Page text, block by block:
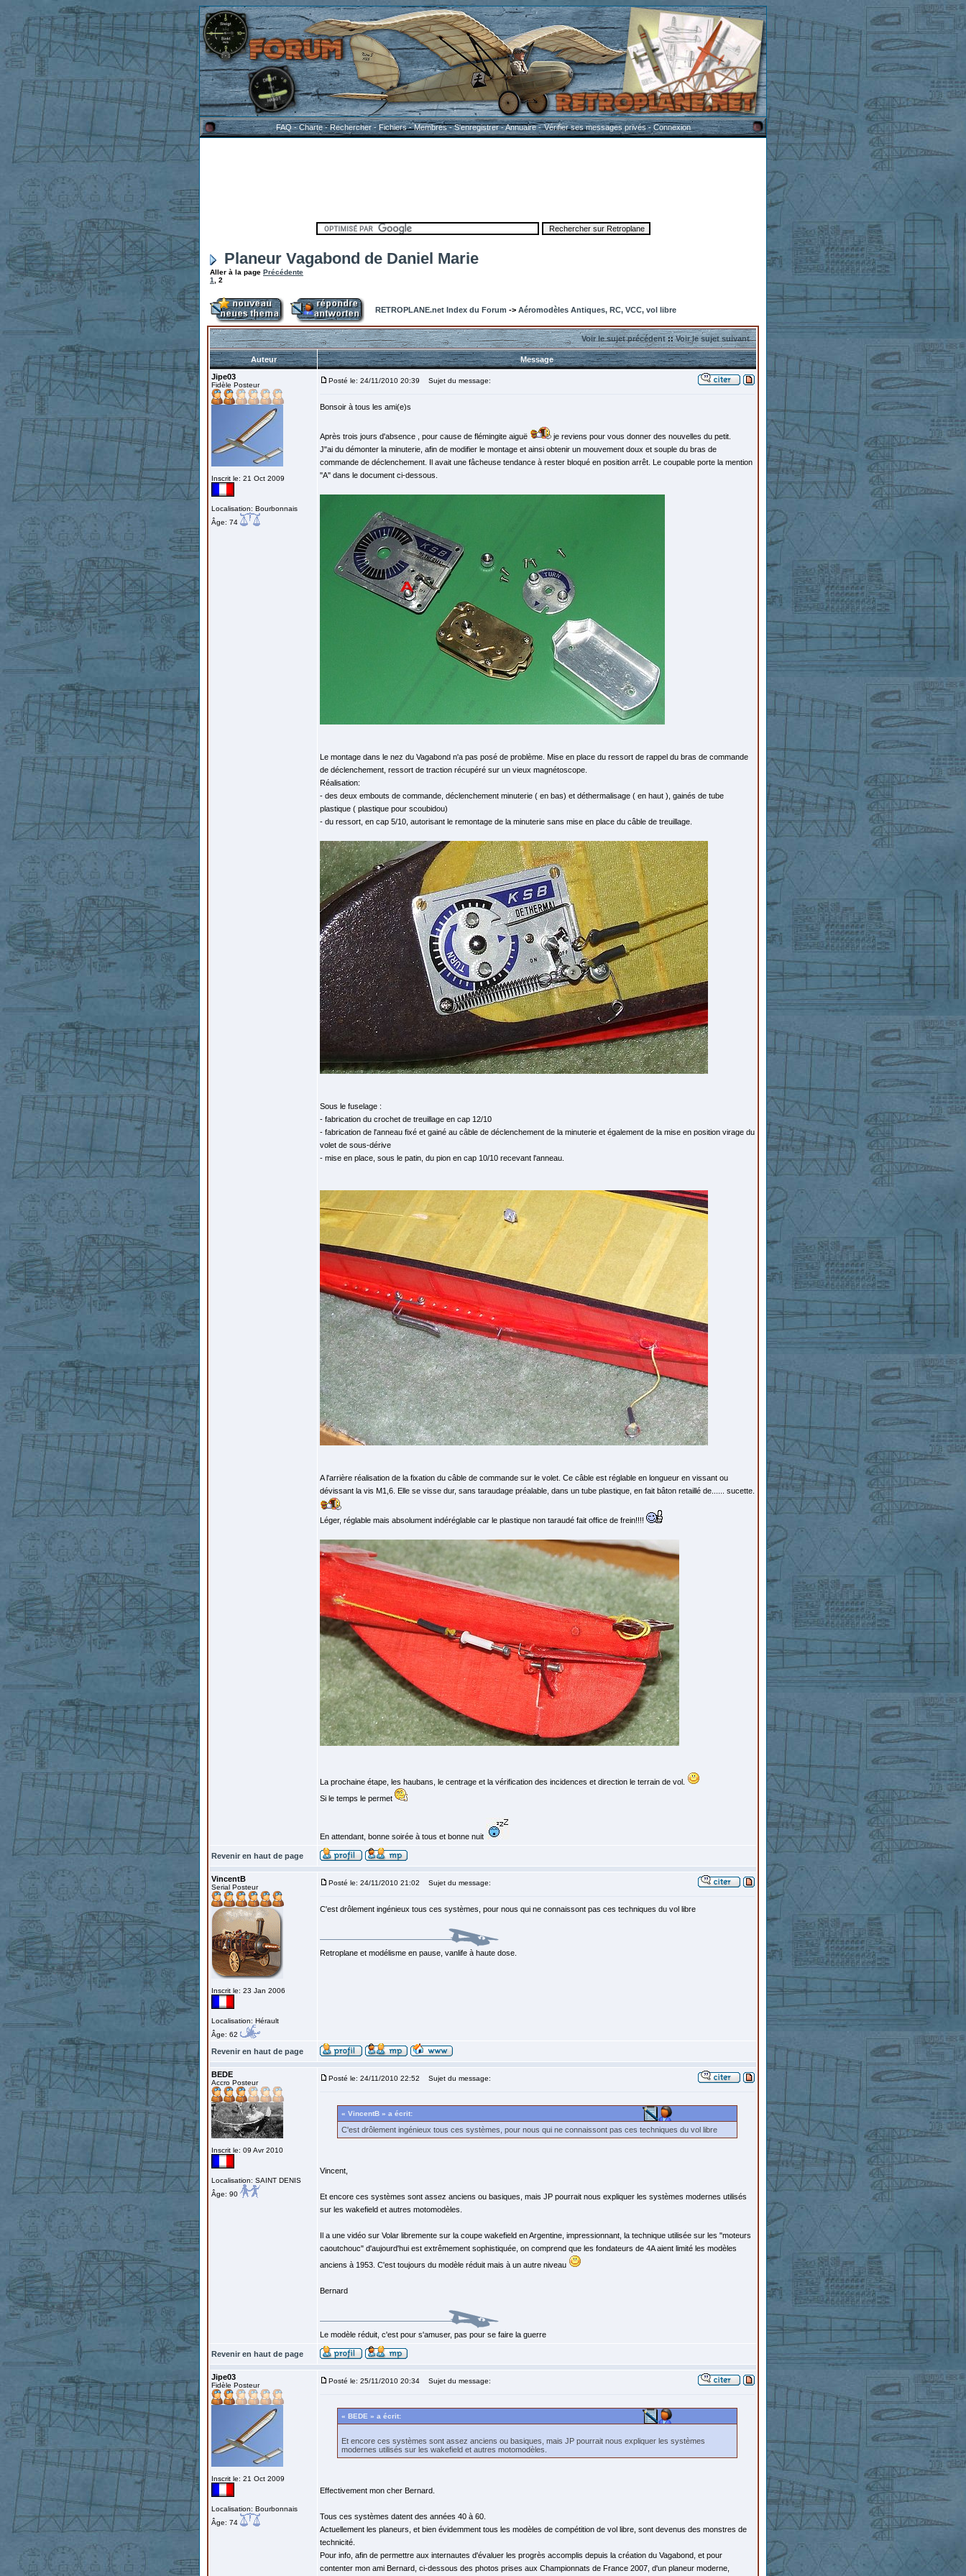
FAQ-Charte-Rechercher-Fichiers-Membres-S'enregistrer-Annuaire-Vérifier ses messages privés-Connexion
Planeur Vagabond de Daniel Marie
Aller à la page Précédente
1
2
RETROPLANE.net Index du Forum -> Aéromodèles Antiques, RC, VCC, vol libre
Voir le sujet précédent::Voir le sujet suivant
Auteur
Message
Jipe03
Fidèle Posteur
Inscrit le: 21 Oct 2009
Localisation: Bourbonnais
Âge: 74
Posté le: 24/11/2010 20:39 Sujet du message:
Bonsoir à tous les ami(e)s
Après trois jours d'absence , pour cause de flémingite aiguë
je reviens pour vous donner des nouvelles du petit.
J"ai du démonter la minuterie, afin de modifier le montage et ainsi obtenir un mouvement doux et souple du bras de
commande de déclenchement. Il avait une fâcheuse tendance à rester bloqué en position arrêt. Le coupable porte la mention
''A'' dans le document ci-dessous.
Le montage dans le nez du Vagabond n'a pas posé de problème. Mise en place du ressort de rappel du bras de commande
de déclenchement, ressort de traction récupéré sur un vieux magnétoscope.
Réalisation:
- des deux embouts de commande, déclenchement minuterie ( en bas) et déthermalisage ( en haut ), gainés de tube
plastique ( plastique pour scoubidou)
- du ressort, en cap 5/10, autorisant le remontage de la minuterie sans mise en place du câble de treuillage.
Sous le fuselage :
- fabrication du crochet de treuillage en cap 12/10
- fabrication de l'anneau fixé et gainé au câble de déclenchement de la minuterie et également de la mise en position virage du
volet de sous-dérive
- mise en place, sous le patin, du pion en cap 10/10 recevant l'anneau.
A l'arrière réalisation de la fixation du câble de commande sur le volet. Ce câble est réglable en longueur en vissant ou
dévissant la vis M1,6. Elle se visse dur, sans taraudage préalable, dans un tube plastique, en fait bâton retaillé de...... sucette.
Léger, réglable mais absolument indéréglable car le plastique non taraudé fait office de frein!!!!
La prochaine étape, les haubans, le centrage et la vérification des incidences et direction le terrain de vol.
Si le temps le permet
En attendant, bonne soirée à tous et bonne nuit
Revenir en haut de page
VincentB
Serial Posteur
Inscrit le: 23 Jan 2006
Localisation: Hérault
Âge: 62
Posté le: 24/11/2010 21:02 Sujet du message:
C'est drôlement ingénieux tous ces systèmes, pour nous qui ne connaissont pas ces techniques du vol libre
Retroplane et modélisme en pause, vanlife à haute dose.
Revenir en haut de page
BEDE
Accro Posteur
Inscrit le: 09 Avr 2010
Localisation: SAINT DENIS
Âge: 90
Posté le: 24/11/2010 22:52 Sujet du message:
« VincentB » a écrit:
C'est drôlement ingénieux tous ces systèmes, pour nous qui ne connaissont pas ces techniques du vol libre
Vincent,
Et encore ces systèmes sont assez anciens ou basiques, mais JP pourrait nous expliquer les systèmes modernes utilisés
sur les wakefield et autres motomodèles.
Il a une vidéo sur Volar libremente sur la coupe wakefield en Argentine, impressionnant, la technique utilisée sur les "moteurs
caoutchouc" d'aujourd'hui est extrêmement sophistiquée, on comprend que les fondateurs de 4A aient limité les modèles
anciens à 1953. C'est toujours du modèle réduit mais à un autre niveau
Bernard
Le modèle réduit, c'est pour s'amuser, pas pour se faire la guerre
Revenir en haut de page
Jipe03
Fidèle Posteur
Inscrit le: 21 Oct 2009
Localisation: Bourbonnais
Âge: 74
Posté le: 25/11/2010 20:34 Sujet du message:
« BEDE » a écrit:
Et encore ces systèmes sont assez anciens ou basiques, mais JP pourrait nous expliquer les systèmes
modernes utilisés sur les wakefield et autres motomodèles.
Effectivement mon cher Bernard.
Tous ces systèmes datent des années 40 à 60.
Actuellement les planeurs, et bien évidemment tous les modèles de compétition de vol libre, sont devenus des monstres de
technicité.
Pour info, afin de permettre aux internautes d'évaluer les progrès accomplis depuis la création du Vagabond, et pour
contenter mon ami Bernard, ci-dessous des photos prises aux Championnats de France 2007, d'un planeur moderne,